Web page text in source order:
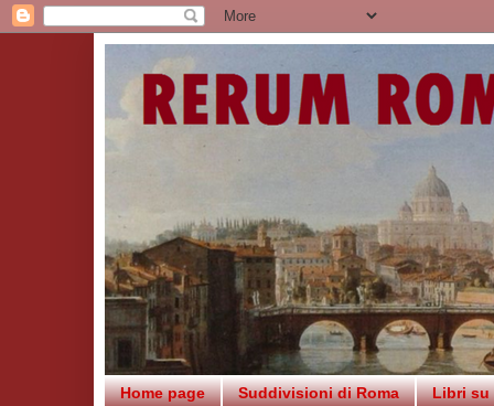
Home page Suddivisioni di Roma Libri su